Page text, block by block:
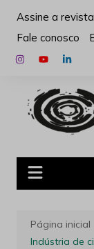
para
conteúdo
Assine a revista
Fale conosco
Página inicial
Indústria de